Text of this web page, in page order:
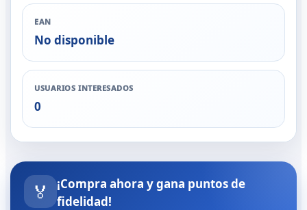
EAN
No disponible
USUARIOS INTERESADOS
0
🏅
¡Compra ahora y gana puntos de
fidelidad!